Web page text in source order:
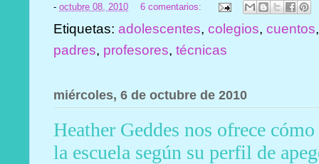
-octubre 08, 2010 6 comentarios:
Etiquetas:adolescentes,colegios,cuentos
padres, profesores,técnicas
miércoles, 6 de octubre de 2010
Heather Geddes nos ofrece
la escuela según su perfil de